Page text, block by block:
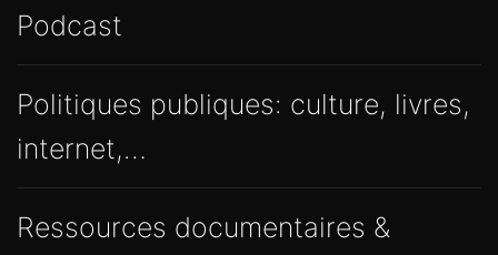
Podcast
Politiques publiques: culture, livres,
internet,…
Ressources documentaires &